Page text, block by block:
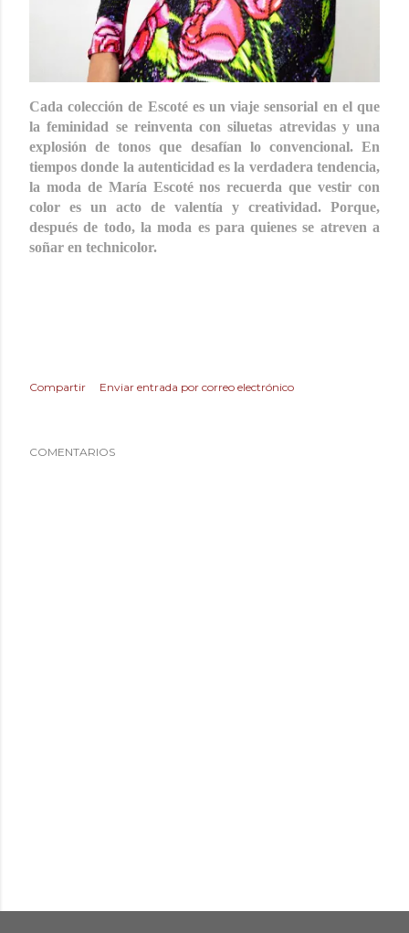
Cada colección de Escoté es un viaje sensorial en el que
la feminidad se reinventa con siluetas atrevidas y una
explosión de tonos que desafían lo convencional. En
tiempos donde la autenticidad es la verdadera tendencia,
la moda de María Escoté nos recuerda que vestir con
color es un acto de valentía y creatividad. Porque,
después de todo, la moda es para quienes se atreven a
soñar en technicolor.
Compartir Enviar entrada por correo electrónico
COMENTARIOS